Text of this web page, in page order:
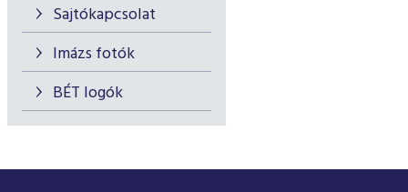
Sajtókapcsolat
Imázs fotók
BÉT logók